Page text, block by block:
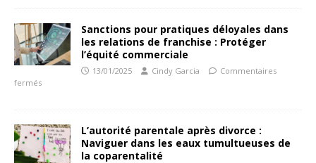
Sanctions pour pratiques déloyales dans
les relations de franchise : Protéger
l’équité commerciale
13/01/2025 Cindy Garcia
Commentaires
fermés
L’autorité parentale après divorce :
Naviguer dans les eaux tumultueuses de
la coparentalité